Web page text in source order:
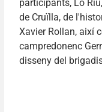
participants, Lo
de Cruïlla, de
Xavier Rollan, així
campredonenc
disseny del